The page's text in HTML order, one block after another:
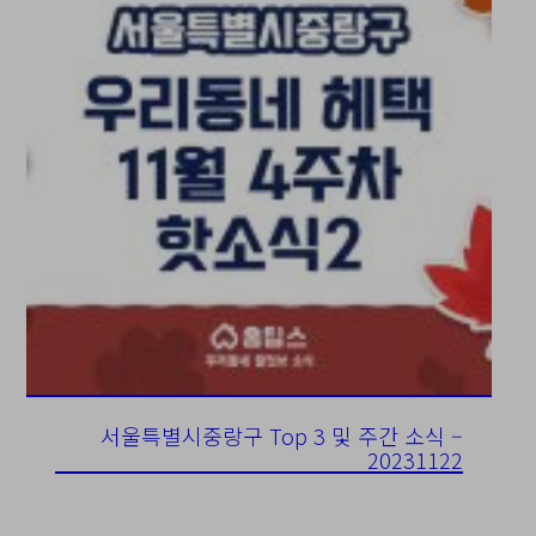
서울특별시중랑구 Top 3 및 주간 소식 –
20231122